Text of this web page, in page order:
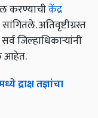
करण्याचीकेंद्र
अतिवृष्टीग्रस्त
जिल्हाधिकार्‍यांनी
आहेत.
द्राक्षतज्ञांचा